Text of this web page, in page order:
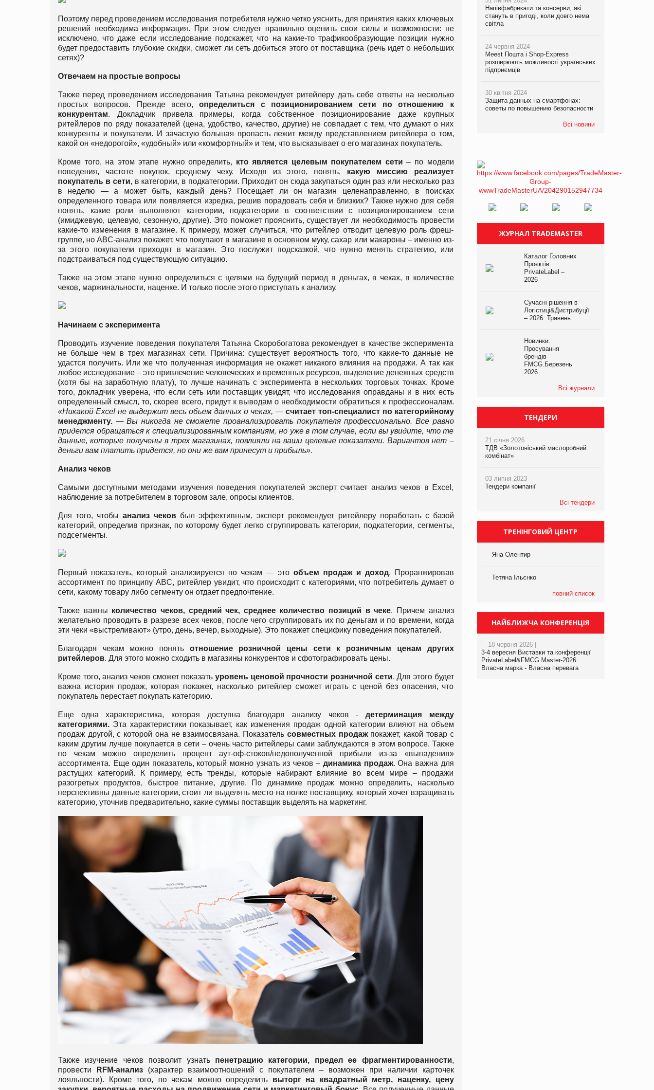
Поэтому перед проведением исследования потребителя нужно четко уяснить, для принятия каких ключевых
решений необходима информация. При этом следует правильно оценить свои силы и возможности: не
исключено, что даже если исследование подскажет, что на какие-то трафикообразующие позиции нужно
будет предоставить глубокие скидки, сможет ли сеть добиться этого от поставщика (речь идет о небольших
сетях)?
Отвечаем на простые вопросы
Также перед проведением исследования Татьяна рекомендует ритейлеру дать себе ответы на несколько
простых вопросов. Прежде всего,определиться с позиционированием сети по отношению к
конкурентам. Докладчик привела примеры, когда собственное позиционирование даже крупных
ритейлеров по ряду показателей (цена, удобство, качество, другие) не совпадает с тем, что думают о них
конкуренты и покупатели. И зачастую большая пропасть лежит между представлением ритейлера о том,
какой он «недорогой», «удобный» или «комфортный» и тем, что высказывает о его магазинах покупатель.
Кроме того, на этом этапе нужно определить, кто является целевым покупателем сети – по модели
поведения, частоте покупок, среднему чеку. Исходя из этого, понять, какую миссию реализует
покупатель в сети, в категории, в подкатегории. Приходит он сюда закупаться один раз или несколько раз
в неделю — а может быть, каждый день? Посещает ли он магазин целенаправленно, в поисках
определенного товара или появляется изредка, решив порадовать себя и близких? Также нужно для себя
понять, какие роли выполняют категории, подкатегории в соответствии с позиционированием сети
(имиджевую, целевую, сезонную, другие). Это поможет прояснить, существует ли необходимость провести
какие-то изменения в магазине. К примеру, может случиться, что ритейлер отводит целевую роль фреш-
группе, но ABC-анализ покажет, что покупают в магазине в основном муку, сахар или макароны – именно из-
за этого покупатели приходят в магазин. Это послужит подсказкой, что нужно менять стратегию, или
подстраиваться под существующую ситуацию.
Также на этом этапе нужно определиться с целями на будущий период в деньгах, в чеках, в количестве
чеков, маржинальности, наценке. И только после этого приступать к анализу.
Начинаем с эксперимента
Проводить изучение поведения покупателя Татьяна Скоробогатова рекомендует в качестве эксперимента
не больше чем в трех магазинах сети. Причина: существует вероятность того, что какие-то данные не
удастся получить. Или же что полученная информация не окажет никакого влияния на продажи. А так как
любое исследование – это привлечение человеческих и временных ресурсов, выделение денежных средств
(хотя бы на заработную плату), то лучше начинать с эксперимента в нескольких торговых точках. Кроме
того, докладчик уверена, что если сеть или поставщик увидят, что исследования оправданы и в них есть
определенный смысл, то, скорее всего, придут к выводам о необходимости обратиться к профессионалам.
«Никакой Excel не выдержит весь объем данных о чеках, — считает топ-специалист по категорийному
менеджменту. —Вы никогда не сможете проанализировать покупателя профессионально. Все равно
придется обращаться к специализированным компаниям, но уже в том случае, если вы увидите, что те
данные, которые получены в трех магазинах, повлияли на ваши целевые показатели. Вариантов нет –
деньги вам платить придется, но они же вам принесут и прибыль».
Анализ чеков
Самыми доступными методами изучения поведения покупателей эксперт считает анализ чеков в Excel,
наблюдение за потребителем в торговом зале, опросы клиентов.
Для того, чтобы анализ чековбыл эффективным, эксперт рекомендует ритейлеру поработать с базой
категорий, определив признак, по которому будет легко сгруппировать категории, подкатегории, сегменты,
подсегменты.
Первый показатель, который анализируется по чекам — это объем продаж и доход. Проранжировав
ассортимент по принципу ABC, ритейлер увидит, что происходит с категориями, что потребитель думает о
сети, какому товару либо сегменту он отдает предпочтение.
Также важны количество чеков, средний чек, среднее количество позиций в чеке. Причем анализ
желательно проводить в разрезе всех чеков, после чего сгруппировать их по деньгам и по времени, когда
эти чеки «выстреливают» (утро, день, вечер, выходные). Это покажет специфику поведения покупателей.
Благодаря чекам можно понять отношение розничной цены сети к розничным ценам других
ритейлеров. Для этого можно сходить в магазины конкурентов и сфотографировать цены.
Кроме того, анализ чеков сможет показать уровень ценовой прочности розничной сети. Для этого будет
важна история продаж, которая покажет, насколько ритейлер сможет играть с ценой без опасения, что
покупатель перестает покупать категорию.
Еще одна характеристика, которая доступна благодаря анализу чеков - детерминация между
категориями. Эта характеристики показывает, как изменения продаж одной категории влияют на объем
продаж другой, с которой она не взаимосвязана. Показатель совместных продаж покажет, какой товар с
каким другим лучше покупается в сети – очень часто ритейлеры сами заблуждаются в этом вопросе. Также
по чекам можно определить процент аут-оф-стоков/недополученной прибыли из-за «выпадения»
ассортимента. Еще один показатель, который можно узнать из чеков –динамика продаж. Она важна для
растущих категорий. К примеру, есть тренды, которые набирают влияние во всем мире – продажи
разогретых продуктов, быстрое питание, другие. По динамике продаж можно определить, насколько
перспективны данные категории, стоит ли выделять место на полке поставщику, который хочет взращивать
категорию, уточнив предварительно, какие суммы поставщик выделять на маркетинг.
Также изучение чеков позволит узнать пенетрацию категории, предел ее фрагментированности,
провести
RFM-анализ(характер взаимоотношений с покупателем – возможен при наличии карточек
лояльности). Кроме того, по чекам можно определить выторг на квадратный метр, наценку, цену
Напівфабрикати та консерви, які
стануть в пригоді, коли довго нема
світла
24 червня 2024
Meest Пошта і Shop-Express
розширюють можливості українських
підприємців
30 квітня 2024
Защита данных на смартфонах:
советы по повышению безопасности
Всі новини
ЖУРНАЛ TRADEMASTER
Каталог Головних
Проєктів
PrivateLabel –
2026
Сучасні рішення в
Логістиці&Дистрибуції
– 2026. Травень
Новинки.
Просування
брендів
FMCG.Березень
2026
Всі журнали
ТЕНДЕРИ
21 січня 2026
ТДВ «Золотоніський маслоробний
комбінат»
03 липня 2023
Тендери компанії
Всі тендери
ТРЕНІНГОВИЙ ЦЕНТР
Яна Олентир
Тетяна Ільєнко
повний список
НАЙБЛИЖЧА КОНФЕРЕНЦІЯ
18 червня 2026 |
3-4 вересня Виставки та конференції
PrivateLabel&FMCG Master-2026:
Власна марка - Власна перевага